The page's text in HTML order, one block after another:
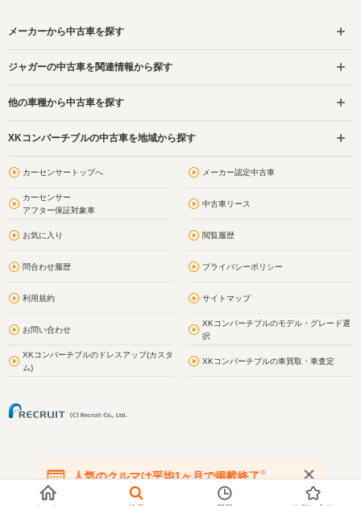
メーカーから中古車を探す
ジャガーの中古車を関連情報から探す
他の車種から中古車を探す
XKコンバーチブルの中古車を地域から探す
カーセンサートップへ メーカー認定中古車
カーセンサー
アフター保証対象車
中古車リース
お気に入り 閲覧履歴
問合わせ履歴 プライバシーポリシー
利用規約 サイトマップ
お問い合わせ
XKコンバーチブルのモデル・グレード選
択
XKコンバーチブルのドレスアップ(カスタ
ム)
XKコンバーチブルの車買取・車査定
人気のクルマは平均1ヶ月で掲載終了※
在庫が無くなる前にお問い合わせください